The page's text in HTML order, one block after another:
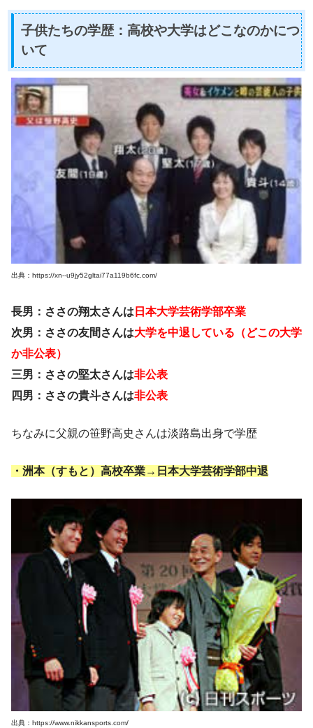
子供たちの学歴：高校や大学はどこなのかにつ
いて
出典：https://xn--u9jy52gltai77a119b6fc.com/
長男：ささの翔太さんは 日本大学芸術学部卒業
次男：ささの友間さんは大学を中退している（どこの大学
か非公表）
三男：ささの堅太さんは非公表
四男：ささの貴斗さんは非公表
ちなみに父親の笹野高史さんは淡路島出身で学歴
・洲本（すもと）高校卒業→日本大学芸術学部中退
出典：https://www.nikkansports.com/